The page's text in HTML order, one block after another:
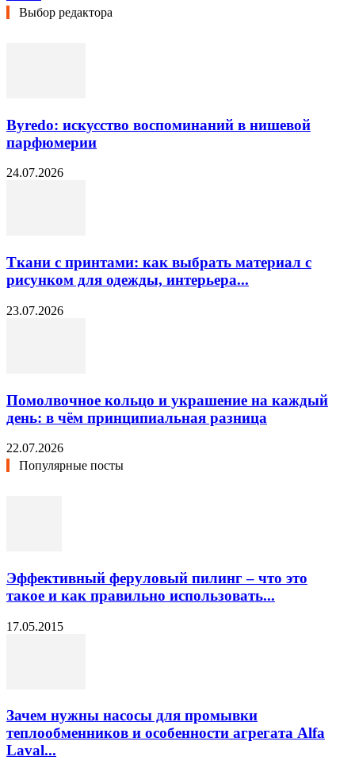
Выбор редактора
Byredo: искусство воспоминаний в нишевой
парфюмерии
24.07.2026
Ткани с принтами: как выбрать материал с
рисунком для одежды, интерьера...
23.07.2026
Помолвочное кольцо и украшение на каждый
день: в чём принципиальная разница
22.07.2026
Популярные посты
Эффективный феруловый пилинг – что это
такое и как правильно использовать...
17.05.2015
Зачем нужны насосы для промывки
теплообменников и особенности агрегата Alfa
Laval...